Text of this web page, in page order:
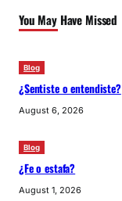
h
You May Have Missed
Blog
¿Sentiste o entendiste?
August 6, 2026
Blog
¿Fe o estafa?
August 1, 2026